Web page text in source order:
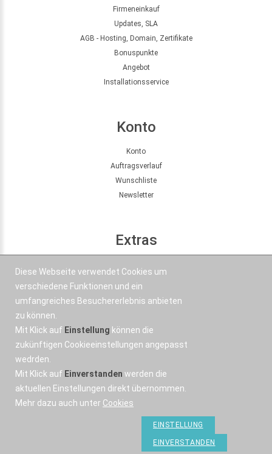
Firmeneinkauf
Updates, SLA
AGB - Hosting, Domain, Zertifikate
Bonuspunkte
Angebot
Installationsservice
Konto
Konto
Auftragsverlauf
Wunschliste
Newsletter
Extras
Kontakt
Email
OSWorX © 2026
Diese Webseite verwendet Cookies um
verschiedene Funktionen und ein
umfangreiches Besuchererlebnis anbieten
zu können.
Mit Klick auf Einstellung können die
zukünftigen Cookieeinstellungen angepasst
wedrden.
Mit Klick auf Einverstanden werden die
aktuellen Einstellungen direkt übernommen.
Mehr dazu auch unter Cookies
EINSTELLUNG
EINVERSTANDEN